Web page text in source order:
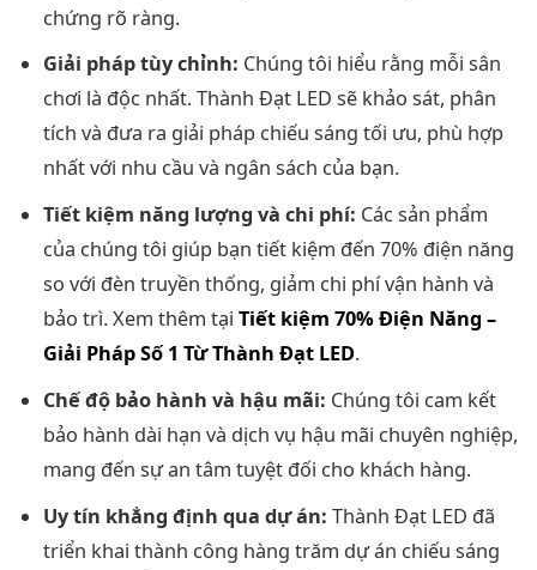
chứng rõ ràng.
Giải pháp tùy chỉnh: Chúng tôi hiểu rằng mỗi sân
chơi là độc nhất. Thành Đạt LED sẽ khảo sát, phân
tích và đưa ra giải pháp chiếu sáng tối ưu, phù hợp
nhất với nhu cầu và ngân sách của bạn.
Tiết kiệm năng lượng và chi phí: Các sản phẩm
của chúng tôi giúp bạn tiết kiệm đến 70% điện năng
so với đèn truyền thống, giảm chi phí vận hành và
bảo trì. Xem thêm tạiTiết kiệm 70% Điện Năng –
Giải Pháp Số 1 Từ Thành Đạt LED.
Chế độ bảo hành và hậu mãi: Chúng tôi cam kết
bảo hành dài hạn và dịch vụ hậu mãi chuyên nghiệp,
mang đến sự an tâm tuyệt đối cho khách hàng.
Uy tín khẳng định qua dự án: Thành Đạt LED đã
triển khai thành công hàng trăm dự án chiếu sáng